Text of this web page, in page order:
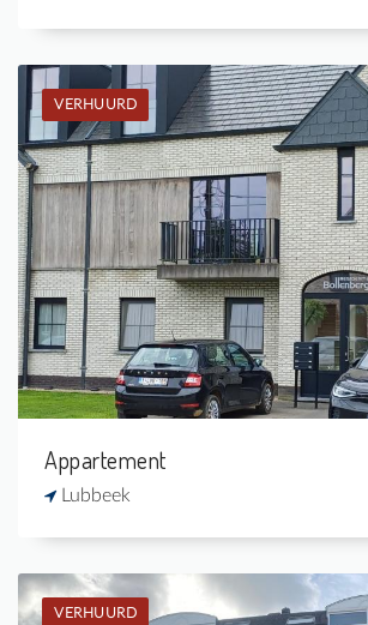
VERHUURD
Verhuurd: Appartement
-
-
-
-
Appartement
Lubbeek
VERHUURD